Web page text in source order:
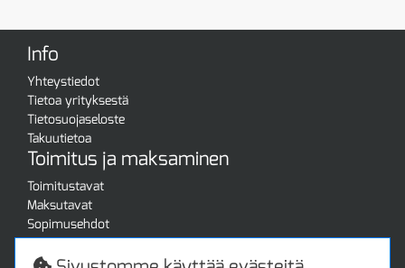
Info
Yhteystiedot
Tietoa yrityksestä
Tietosuojaseloste
Takuutietoa
Toimitus ja maksaminen
Toimitustavat
Maksutavat
Sopimusehdot
Turvallista ostamista
Jälleenmyyjille